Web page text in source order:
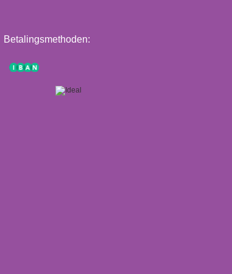
Betalingsmethoden: